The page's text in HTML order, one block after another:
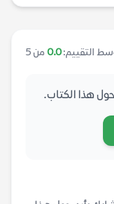
التقييم:0.0 من 5
هذا الكتاب.